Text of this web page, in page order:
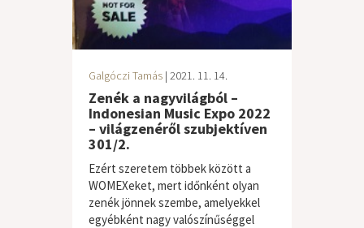
Galgóczi Tamás | 2021. 11. 14.
Zenék a nagyvilágból –
Indonesian Music Expo 2022
– világzenéről szubjektíven
301/2.
Ezért szeretem többek között a
WOMEXeket, mert időnként olyan
zenék jönnek szembe, amelyekkel
egyébként nagy valószínűséggel